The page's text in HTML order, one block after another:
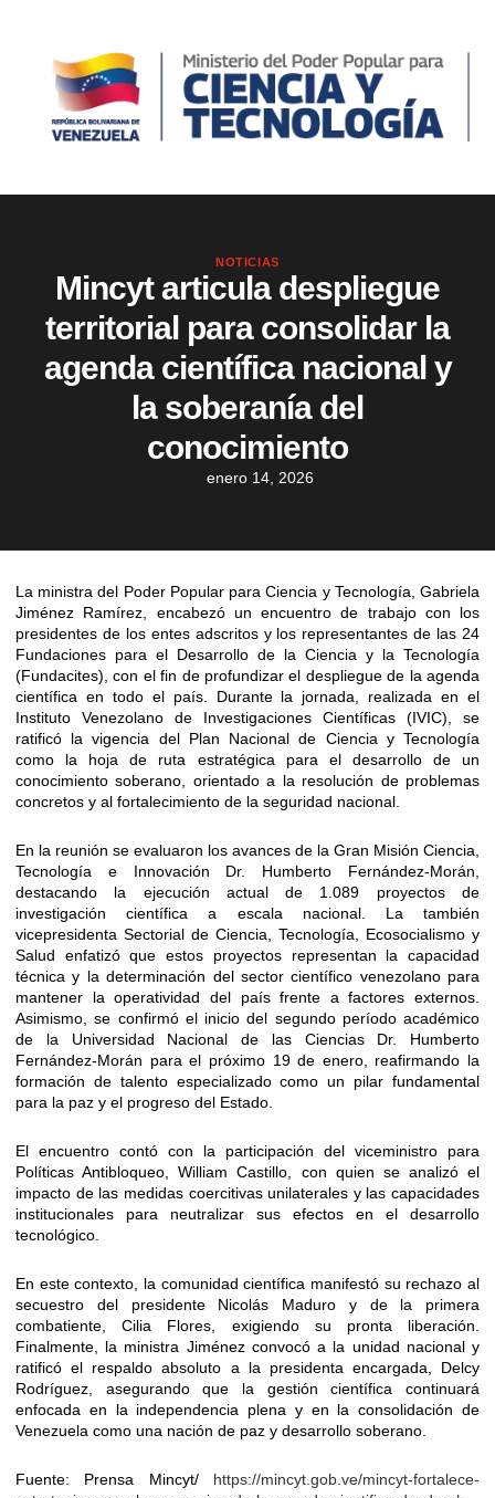
NOTICIAS
Mincyt articula despliegue
territorial para consolidar la
agenda científica nacional y
la soberanía del
conocimiento
enero 14, 2026
La ministra del Poder Popular para Ciencia y Tecnología, Gabriela
Jiménez Ramírez, encabezó un encuentro de trabajo con los
presidentes de los entes adscritos y los representantes de las 24
Fundaciones para el Desarrollo de la Ciencia y la Tecnología
(Fundacites), con el fin de profundizar el despliegue de la agenda
científica en todo el país. Durante la jornada, realizada en el
Instituto Venezolano de Investigaciones Científicas (IVIC), se
ratificó la vigencia del Plan Nacional de Ciencia y Tecnología
como la hoja de ruta estratégica para el desarrollo de un
conocimiento soberano, orientado a la resolución de problemas
concretos y al fortalecimiento de la seguridad nacional.
En la reunión se evaluaron los avances de la Gran Misión Ciencia,
Tecnología e Innovación Dr. Humberto Fernández-Morán,
destacando la ejecución actual de 1.089 proyectos de
investigación científica a escala nacional. La también
vicepresidenta Sectorial de Ciencia, Tecnología, Ecosocialismo y
Salud enfatizó que estos proyectos representan la capacidad
técnica y la determinación del sector científico venezolano para
mantener la operatividad del país frente a factores externos.
Asimismo, se confirmó el inicio del segundo período académico
de la Universidad Nacional de las Ciencias Dr. Humberto
Fernández-Morán para el próximo 19 de enero, reafirmando la
formación de talento especializado como un pilar fundamental
para la paz y el progreso del Estado.
El encuentro contó con la participación del viceministro para
Políticas Antibloqueo, William Castillo, con quien se analizó el
impacto de las medidas coercitivas unilaterales y las capacidades
institucionales para neutralizar sus efectos en el desarrollo
tecnológico.
En este contexto, la comunidad científica manifestó su rechazo al
secuestro del presidente Nicolás Maduro y de la primera
combatiente, Cilia Flores, exigiendo su pronta liberación.
Finalmente, la ministra Jiménez convocó a la unidad nacional y
ratificó el respaldo absoluto a la presidenta encargada, Delcy
Rodríguez, asegurando que la gestión científica continuará
enfocada en la independencia plena y en la consolidación de
Venezuela como una nación de paz y desarrollo soberano.
Fuente: Prensa Mincyt/ https://mincyt.gob.ve/mincyt-fortalece-